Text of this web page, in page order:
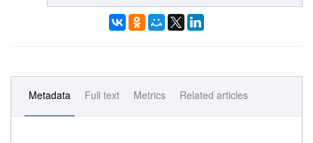
Metadata Full text Metrics Related articles